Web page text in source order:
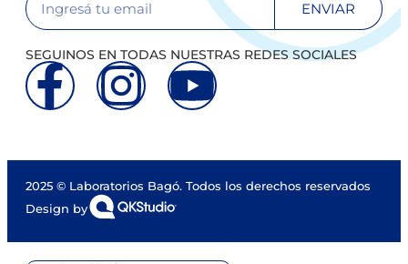
ENVIAR
SEGUINOS EN TODAS NUESTRAS REDES SOCIALES
2025 © Laboratorios Bagó. Todos los derechos reservados
Design by